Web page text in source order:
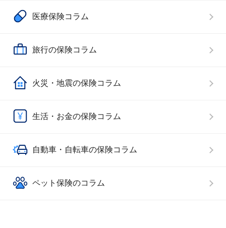
医療保険コラム
旅行の保険コラム
火災・地震の保険コラム
生活・お金の保険コラム
自動車・自転車の保険コラム
ペット保険のコラム